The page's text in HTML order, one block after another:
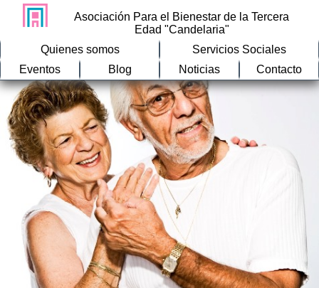
Asociación Para el Bienestar de la Tercera
Edad "Candelaria"
Quienes somos
Servicios Sociales
Eventos
Blog Noticias Contacto